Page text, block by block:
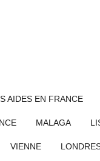
AIDES EN FRANCE
MALAGA
VIENNE